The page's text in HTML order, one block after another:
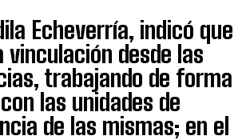
Echeverría, indicó que
vinculación desde las
trabajando de forma
las unidades de
de las mismas; en el